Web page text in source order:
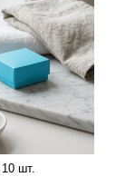
10 шт.